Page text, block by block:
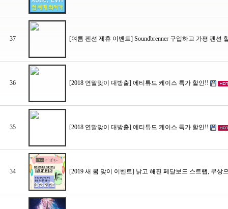
37 [여름 펜션 제휴 이벤트] Soundbrenner 구입하고 가평 펜션
36 [2018 연말맞이 대방출] 에티튜드 케이스 특가 할인!!
35 [2018 연말맞이 대방출] 에티튜드 케이스 특가 할인!!
34 [2019 새 봄 맞이 이벤트] 낡고 해진 페달보드 스트랩, 무